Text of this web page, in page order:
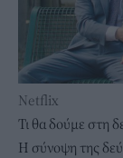
Netflix
Τι θα δούμε στη
Η σύνοψη της